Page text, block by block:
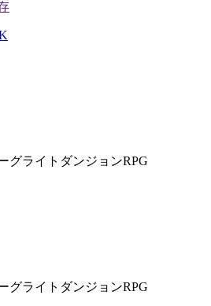
グライトダンジョンRPG
グライトダンジョンRPG